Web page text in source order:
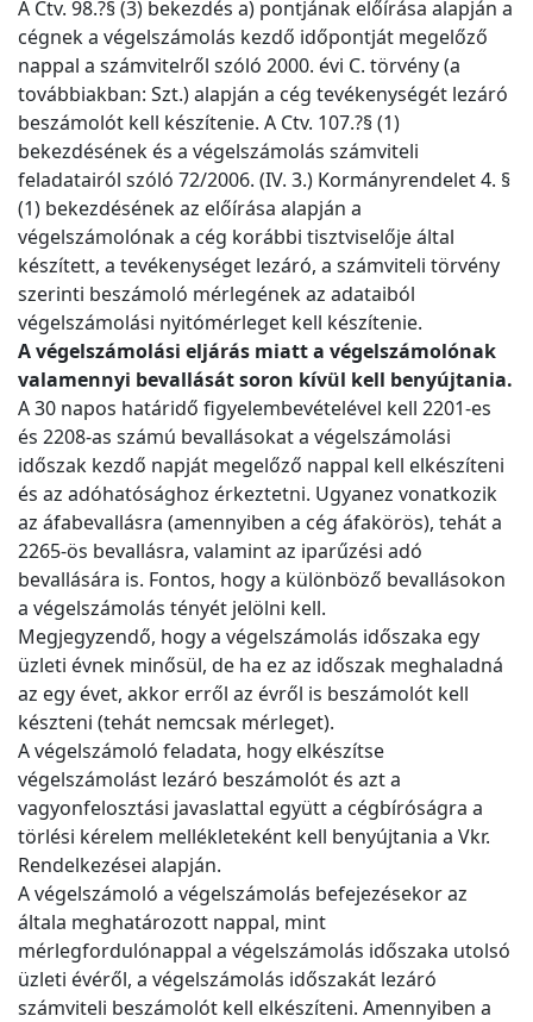
A Ctv. 98.?§ (3) bekezdés a) pontjának előírása alapján a
cégnek a végelszámolás kezdő időpontját megelőző
nappal a számvitelről szóló 2000. évi C. törvény (a
továbbiakban: Szt.) alapján a cég tevékenységét lezáró
beszámolót kell készítenie. A Ctv. 107.?§ (1)
bekezdésének és a végelszámolás számviteli
feladatairól szóló 72/2006. (IV. 3.) Kormányrendelet 4. §
(1) bekezdésének az előírása alapján a
végelszámolónak a cég korábbi tisztviselője által
készített, a tevékenységet lezáró, a számviteli törvény
szerinti beszámoló mérlegének az adataiból
végelszámolási nyitómérleget kell készítenie.
A végelszámolási eljárás miatt a végelszámolónak
valamennyi bevallását soron kívül kell benyújtania.
A 30 napos határidő figyelembevételével kell 2201-es
és 2208-as számú bevallásokat a végelszámolási
időszak kezdő napját megelőző nappal kell elkészíteni
és az adóhatósághoz érkeztetni. Ugyanez vonatkozik
az áfabevallásra (amennyiben a cég áfakörös), tehát a
2265-ös bevallásra, valamint az iparűzési adó
bevallására is. Fontos, hogy a különböző bevallásokon
a végelszámolás tényét jelölni kell.
Megjegyzendő, hogy a végelszámolás időszaka egy
üzleti évnek minősül, de ha ez az időszak meghaladná
az egy évet, akkor erről az évről is beszámolót kell
készteni (tehát nemcsak mérleget).
A végelszámoló feladata, hogy elkészítse
végelszámolást lezáró beszámolót és azt a
vagyonfelosztási javaslattal együtt a cégbíróságra a
törlési kérelem mellékleteként kell benyújtania a Vkr.
Rendelkezései alapján.
A végelszámoló a végelszámolás befejezésekor az
általa meghatározott nappal, mint
mérlegfordulónappal a végelszámolás időszaka utolsó
üzleti évéről, a végelszámolás időszakát lezáró
számviteli beszámolót kell elkészíteni. Amennyiben a